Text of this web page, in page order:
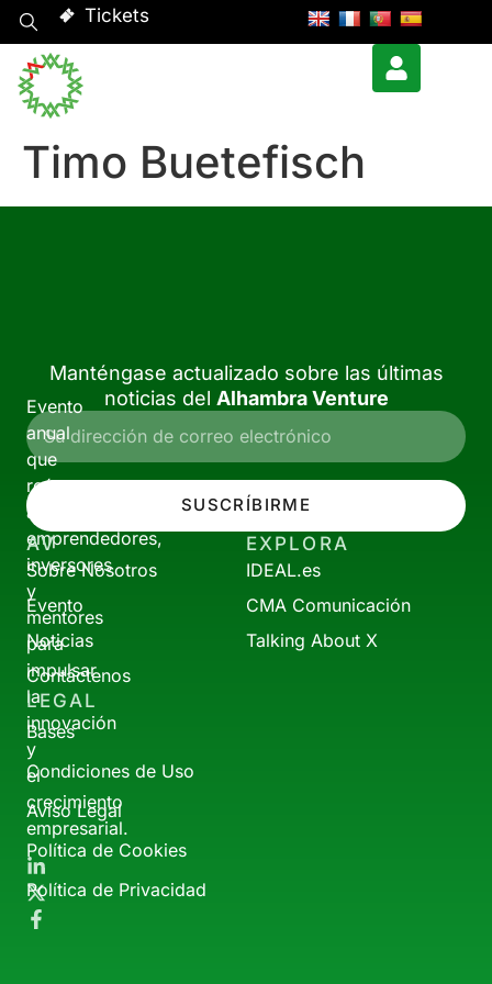
Tickets
Timo Buetefisch
Evento
anual
que
reúne
a
emprendedores,
inversores
y
mentores
para
impulsar
la
innovación
y
el
crecimiento
empresarial.
Manténgase actualizado sobre las últimas
noticias del Alhambra Venture
SUSCRÍBIRME
AV
Sobre Nosotros
Evento
Noticias
Contáctenos
EXPLORA
IDEAL.es
CMA Comunicación
Talking About X
LEGAL
Bases
Condiciones de Uso
Aviso Legal
Política de Cookies
Política de Privacidad